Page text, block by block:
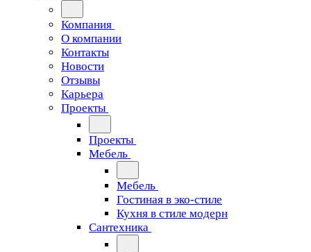
Компания
О компании
Контакты
Новости
Отзывы
Карьера
Проекты
Проекты
Мебель
Мебель
Гостиная в эко-стиле
Кухня в стиле модерн
Сантехника